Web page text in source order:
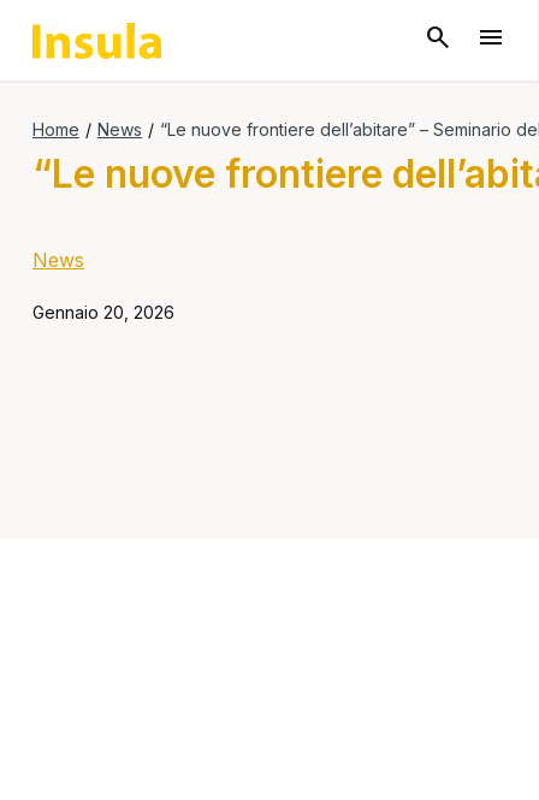
Home / News / “Le nuove frontiere dell’abitare” – Seminario
“Le nuove frontiere
News
Gennaio 20, 2026